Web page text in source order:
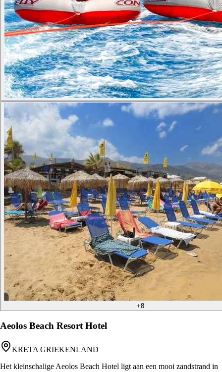
+8
Aeolos Beach Resort Hotel
KRETA GRIEKENLAND
Het kleinschalige Aeolos Beach Hotel ligt aan een mooi zandstrand in